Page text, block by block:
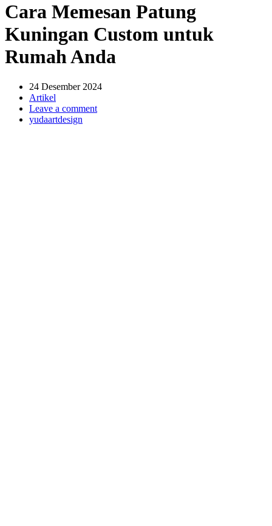
Cara Memesan Patung
Kuningan Custom untuk
Rumah Anda
24 Desember 2024
Artikel
Leave a comment
yudaartdesign